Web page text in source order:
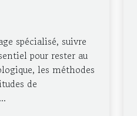
spécialisé, suivre
pour rester au
les méthodes
de